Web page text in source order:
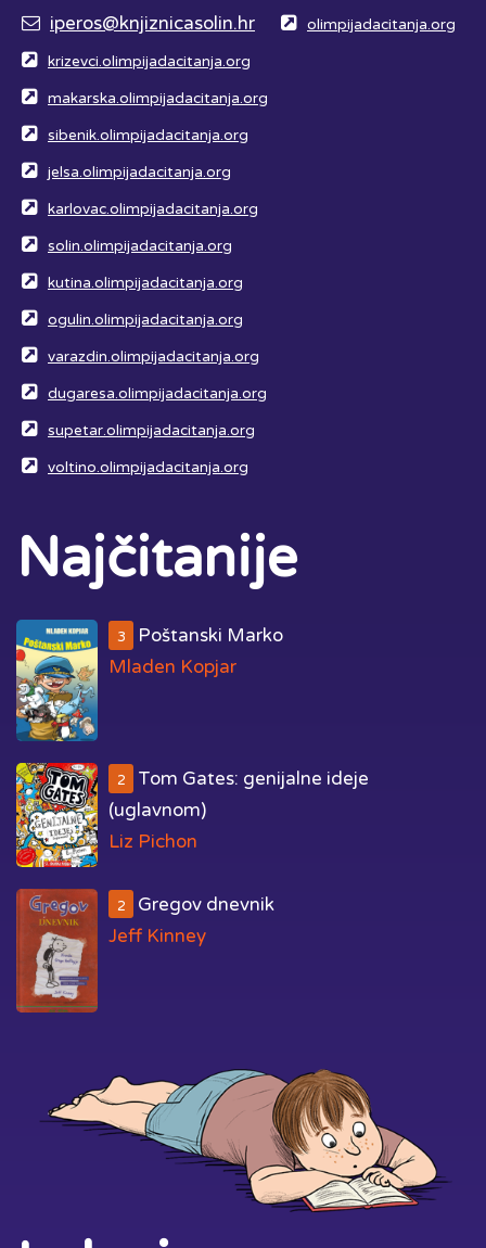
iperos@knjiznicasolin.hr
olimpijadacitanja.org
krizevci.olimpijadacitanja.org
makarska.olimpijadacitanja.org
sibenik.olimpijadacitanja.org
jelsa.olimpijadacitanja.org
karlovac.olimpijadacitanja.org
solin.olimpijadacitanja.org
kutina.olimpijadacitanja.org
ogulin.olimpijadacitanja.org
varazdin.olimpijadacitanja.org
dugaresa.olimpijadacitanja.org
supetar.olimpijadacitanja.org
voltino.olimpijadacitanja.org
Najčitanije
3
Poštanski Marko
Mladen Kopjar
2
Tom Gates: genijalne ideje
(uglavnom)
Liz Pichon
2
Gregov dnevnik
Jeff Kinney